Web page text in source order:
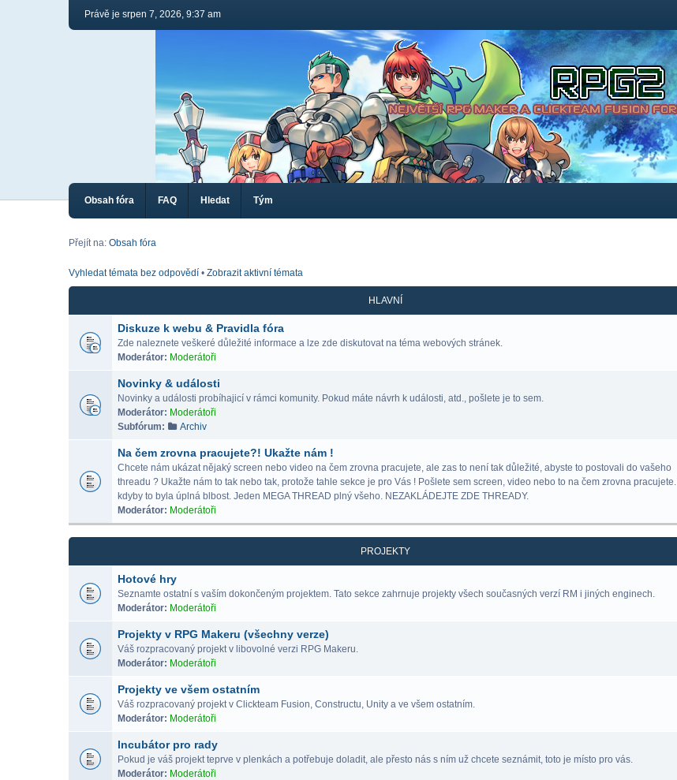
Právě je srpen 7, 2026, 9:37 am
Obsah fóra FAQ Hledat Tým
Přejít na: Obsah fóra
Vyhledat témata bez odpovědí • Zobrazit aktivní témata
HLAVNÍ
Diskuze k webu & Pravidla fóra
Zde naleznete veškeré důležité informace a lze zde diskutovat na téma webových stránek.
Moderátor: Moderátoři
Novinky & události
Novinky a události probíhajicí v rámci komunity. Pokud máte návrh k události, atd., pošlete je to sem.
Moderátor: Moderátoři
Subfórum:
Archiv
Na čem zrovna pracujete?! Ukažte nám !
Chcete nám ukázat nějaký screen nebo video na čem zrovna pracujete, ale zas to není tak důležité, abyste to postovali do vašeho
threadu ? Ukažte nám to tak nebo tak, protože tahle sekce je pro Vás ! Pošlete sem screen, video nebo to na čem zrovna pracujete. I
kdyby to byla úplná blbost. Jeden MEGA THREAD plný všeho. NEZAKLÁDEJTE ZDE THREADY.
Moderátor: Moderátoři
PROJEKTY
Hotové hry
Seznamte ostatní s vaším dokončeným projektem. Tato sekce zahrnuje projekty všech současných verzí RM i jiných enginech.
Moderátor: Moderátoři
Projekty v RPG Makeru (všechny verze)
Váš rozpracovaný projekt v libovolné verzi RPG Makeru.
Moderátor: Moderátoři
Projekty ve všem ostatním
Váš rozpracovaný projekt v Clickteam Fusion, Constructu, Unity a ve všem ostatním.
Moderátor: Moderátoři
Incubátor pro rady
Pokud je váš projekt teprve v plenkách a potřebuje doladit, ale přesto nás s ním už chcete seznámit, toto je místo pro vás.
Moderátor: Moderátoři